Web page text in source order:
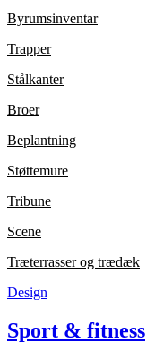
Byrumsinventar
Trapper
Stålkanter
Broer
Beplantning
Støttemure
Tribune
Scene
Træterrasser og trædæk
Design
Sport & fitness